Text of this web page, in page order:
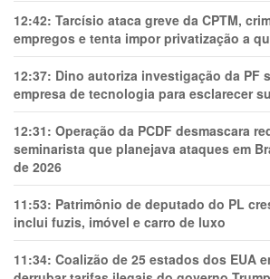
12:42: Tarcísio ataca greve da CPTM,
empregos e tenta impor privatização a
12:37: Dino autoriza investigação da PF
empresa de tecnologia para esclarecer
12:31: Operação da PCDF desmascara
seminarista que planejava ataques em
de 2026
11:53: Patrimônio de deputado do PL
inclui fuzis, imóvel e carro de luxo
11:34: Coalizão de 25 estados dos EUA